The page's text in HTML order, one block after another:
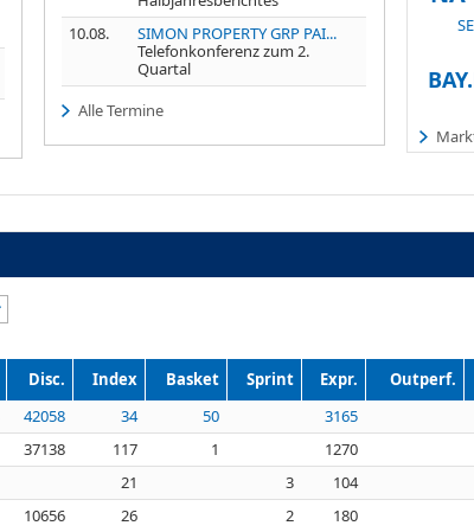
10.08.
SIMON PROPERTY GRP PAI...
Telefonkonferenz zum 2.
Quartal
Alle Termine
SE
Disc. Index Basket Sprint Expr. Outperf.
42058 34 50 3165
37138 117 1 1270
21 3
104
10656 26 2 180